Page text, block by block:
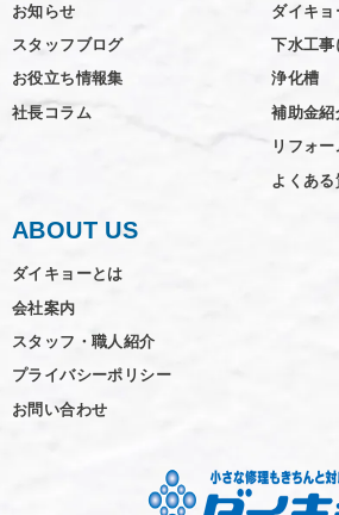
お知らせ
スタッフブログ
お役立ち情報集
社長コラム
ダイキ
下水工事
浄化槽
補助金紹
リフォ
よくある
ABOUT US
ダイキョーとは
会社案内
スタッフ・職人紹介
プライバシーポリシー
お問い合わせ